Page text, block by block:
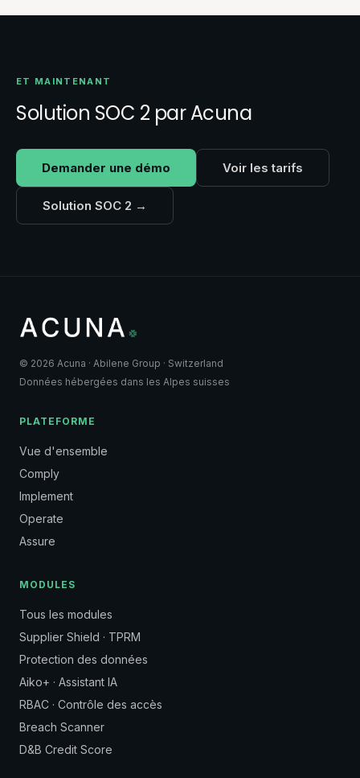
ET MAINTENANT
Solution SOC 2 par Acuna
Demander une démo Voir les tarifs
Solution SOC 2 →
© 2026 Acuna · Abilene Group · Switzerland
Données hébergées dans les Alpes suisses
PLATEFORME
Vue d'ensemble
Comply
Implement
Operate
Assure
MODULES
Tous les modules
Supplier Shield · TPRM
Protection des données
Aiko+ · Assistant IA
RBAC · Contrôle des accès
Breach Scanner
D&B Credit Score